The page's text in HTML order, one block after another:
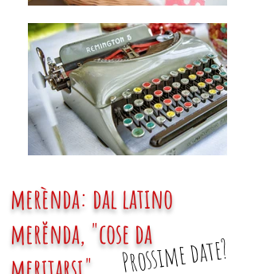
merènda: dal latino
merĕnda, "cose daProssime date?